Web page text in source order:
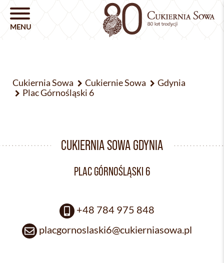
Cukiernia Sowa Cukiernie Sowa
Gdynia
Plac Górnośląski 6
CUKIERNIA SOWA GDYNIA
PLAC GÓRNOŚLĄSKI 6
+48 784 975 848
placgornoslaski6@cukierniasowa.pl